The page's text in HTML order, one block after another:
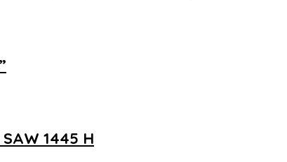
1445 H